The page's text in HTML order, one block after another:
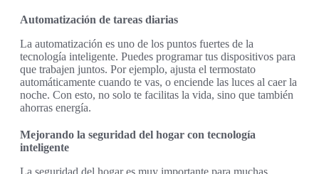
Automatización de tareas diarias
La automatización es uno de los puntos fuertes de la
tecnología inteligente. Puedes programar tus dispositivos para
que trabajen juntos. Por ejemplo, ajusta el termostato
automáticamente cuando te vas, o enciende las luces al caer la
noche. Con esto, no solo te facilitas la vida, sino que también
ahorras energía.
Mejorando la seguridad del hogar con tecnología
inteligente